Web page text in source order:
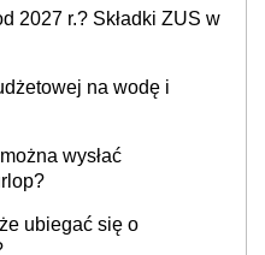
2027 r.? Składki ZUS w
na wodę i
wysłać
ubiegać się o